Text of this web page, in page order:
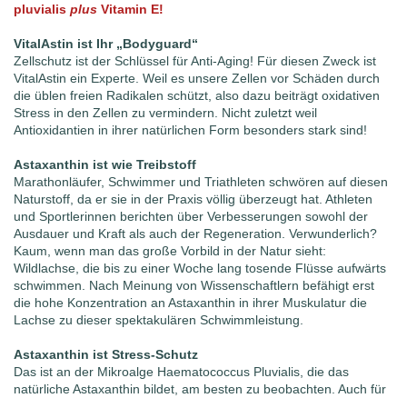
pluvialis plus Vitamin E!
VitalAstin ist Ihr „Bodyguard“
Zellschutz ist der Schlüssel für Anti-Aging! Für diesen Zweck ist
VitalAstin ein Experte. Weil es unsere Zellen vor Schäden durch
die üblen freien Radikalen schützt, also dazu beiträgt oxidativen
Stress in den Zellen zu vermindern. Nicht zuletzt weil
Antioxidantien in ihrer natürlichen Form besonders stark sind!
Astaxanthin ist wie Treibstoff
Marathonläufer, Schwimmer und Triathleten schwören auf diesen
Naturstoff, da er sie in der Praxis völlig überzeugt hat. Athleten
und Sportlerinnen berichten über Verbesserungen sowohl der
Ausdauer und Kraft als auch der Regeneration. Verwunderlich?
Kaum, wenn man das große Vorbild in der Natur sieht:
Wildlachse, die bis zu einer Woche lang tosende Flüsse aufwärts
schwimmen. Nach Meinung von Wissenschaftlern befähigt erst
die hohe Konzentration an Astaxanthin in ihrer Muskulatur die
Lachse zu dieser spektakulären Schwimmleistung.
Astaxanthin ist Stress-Schutz
Das ist an der Mikroalge Haematococcus Pluvialis, die das
natürliche Astaxanthin bildet, am besten zu beobachten. Auch für